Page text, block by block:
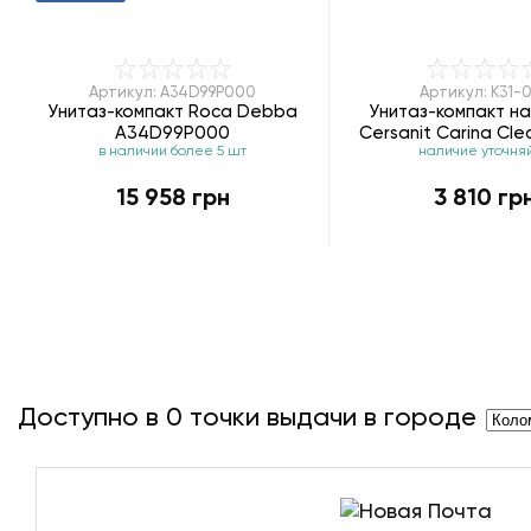
Артикул: A34D99P000
Унитаз-компакт Roca Debba
A34D99P000
в наличии более 5 шт
15 958 грн
Артикул: K31-
Унитаз-компакт
Cersanit Carina
045 soft-
наличие
3 810
Доступно в 0 точки выдачи в городе